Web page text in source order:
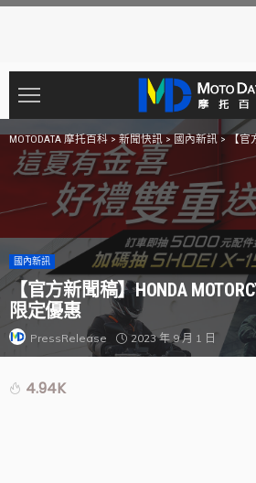
MOTODATA 摩托百科 > 新聞快訊 > 國內新訊 > 【官方
國內新訊
【官方新聞稿】HONDA
限定優惠
PressRelease 2023 年 9 月 1 日
4.94K